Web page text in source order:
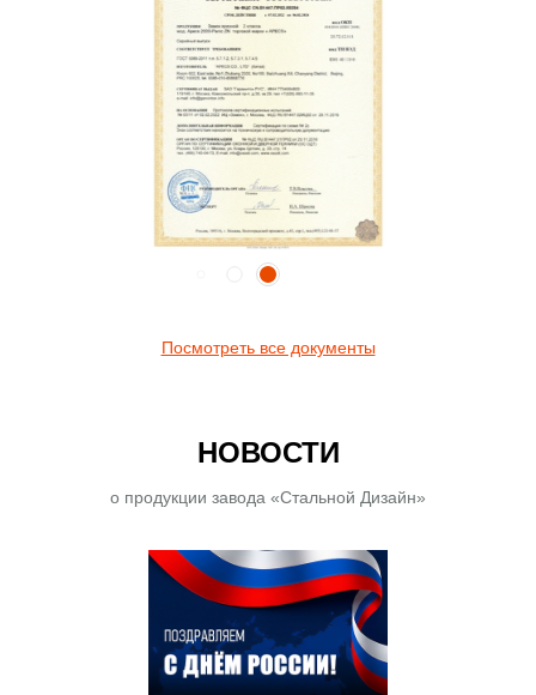
Посмотреть все документы
НОВОСТИ
о продукции завода «Стальной Дизайн»